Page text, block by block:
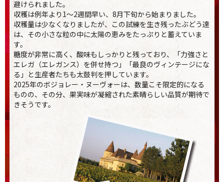
避けられました。
収穫は例年より1〜2週間早い、8月下旬から始まりました。
収穫量は少なくなりましたが、この試練を生き残ったぶどう達
は、その小さな粒の中に太陽の恵みをたっぷりと蓄えていま
す。
糖度が非常に高く、酸味もしっかりと残っており、「力強さと
エレガ（エレガンス）を併せ持つ」「最良のヴィンテージにな
る」と生産者たちも太鼓判を押しています。
2025年のボジョレー・ヌーヴォーは、数量こそ限定的になる
ものの、その分、果実味が凝縮された素晴らしい品質が期待で
きそうです。